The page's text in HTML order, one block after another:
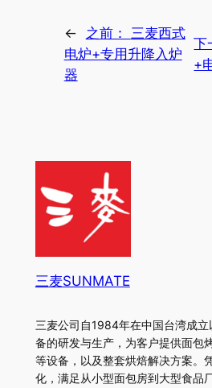
← 之前： 三麦西式
电炉+专用升降入炉
器
下
+
三麦SUNMATE
三麦公司自1984年在中国台湾成
备的研发与生产，为客户提供面包
等设备，以及整套烘焙解决方案。
化，满足从小型面包房到大型食品